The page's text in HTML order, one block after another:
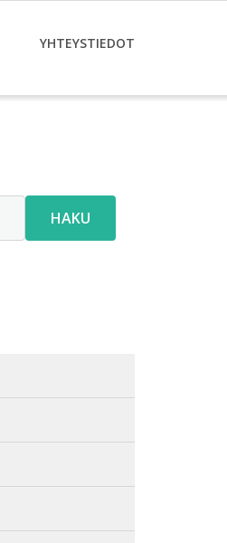
YHTEYSTIEDOT
HAKU